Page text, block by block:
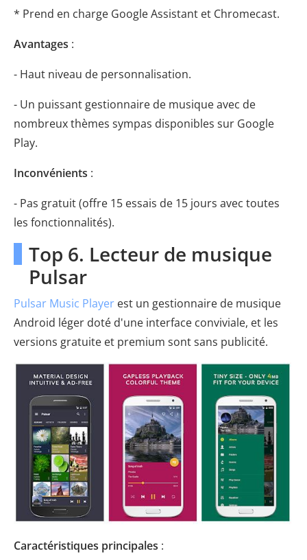
* Prend en charge Google Assistant et Chromecast.
Avantages :
- Haut niveau de personnalisation.
- Un puissant gestionnaire de musique avec de
nombreux thèmes sympas disponibles sur Google
Play.
Inconvénients :
- Pas gratuit (offre 15 essais de 15 jours avec toutes
les fonctionnalités).
Top 6. Lecteur de musique
Pulsar
Pulsar Music Player est un gestionnaire de musique
Android léger doté d'une interface conviviale, et les
versions gratuite et premium sont sans publicité.
Caractéristiques principales :